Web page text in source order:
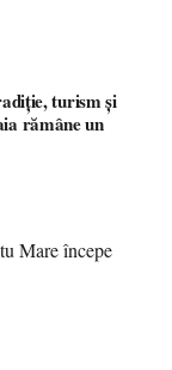
turism și